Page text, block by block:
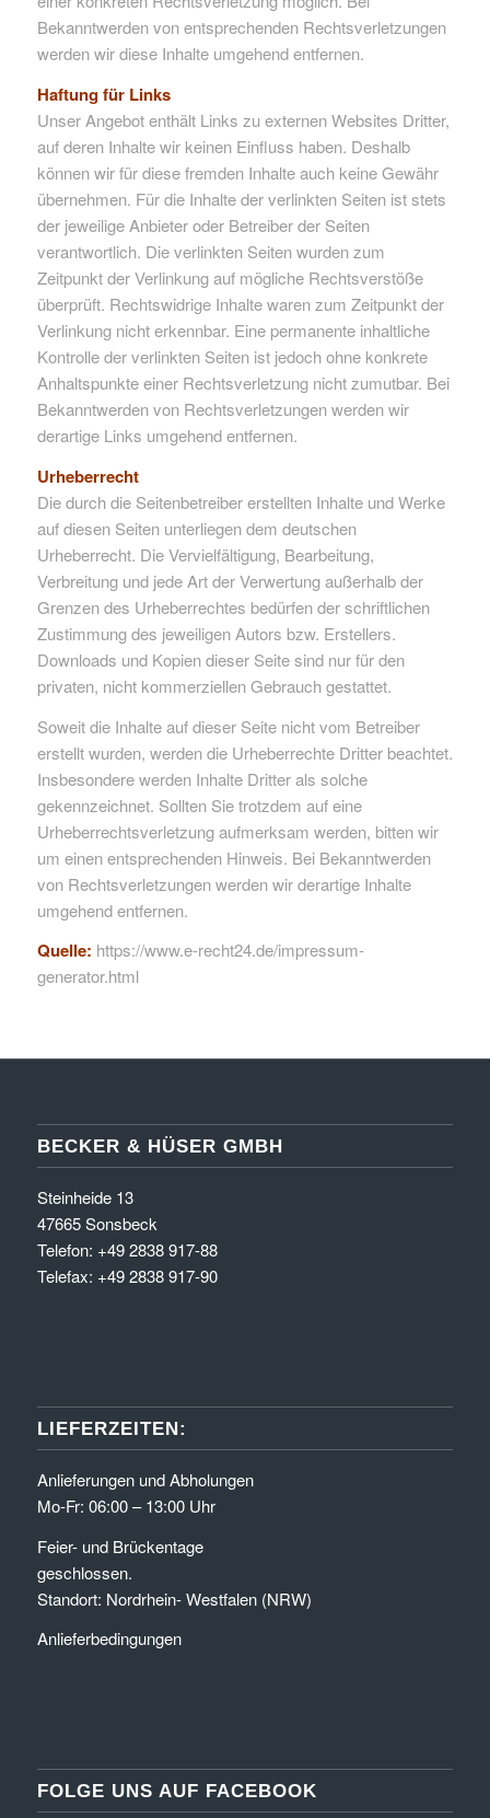
Bekanntwerden von entsprechenden Rechtsverletzungen
werden wir diese Inhalte umgehend entfernen.
Haftung für Links
Unser Angebot enthält Links zu externen Websites Dritter,
auf deren Inhalte wir keinen Einfluss haben. Deshalb
können wir für diese fremden Inhalte auch keine Gewähr
übernehmen. Für die Inhalte der verlinkten Seiten ist stets
der jeweilige Anbieter oder Betreiber der Seiten
verantwortlich. Die verlinkten Seiten wurden zum
Zeitpunkt der Verlinkung auf mögliche Rechtsverstöße
überprüft. Rechtswidrige Inhalte waren zum Zeitpunkt der
Verlinkung nicht erkennbar. Eine permanente inhaltliche
Kontrolle der verlinkten Seiten ist jedoch ohne konkrete
Anhaltspunkte einer Rechtsverletzung nicht zumutbar. Bei
Bekanntwerden von Rechtsverletzungen werden wir
derartige Links umgehend entfernen.
Urheberrecht
Die durch die Seitenbetreiber erstellten Inhalte und Werke
auf diesen Seiten unterliegen dem deutschen
Urheberrecht. Die Vervielfältigung, Bearbeitung,
Verbreitung und jede Art der Verwertung außerhalb der
Grenzen des Urheberrechtes bedürfen der schriftlichen
Zustimmung des jeweiligen Autors bzw. Erstellers.
Downloads und Kopien dieser Seite sind nur für den
privaten, nicht kommerziellen Gebrauch gestattet.
Soweit die Inhalte auf dieser Seite nicht vom Betreiber
erstellt wurden, werden die Urheberrechte Dritter beachtet.
Insbesondere werden Inhalte Dritter als solche
gekennzeichnet. Sollten Sie trotzdem auf eine
Urheberrechtsverletzung aufmerksam werden, bitten wir
um einen entsprechenden Hinweis. Bei Bekanntwerden
von Rechtsverletzungen werden wir derartige Inhalte
umgehend entfernen.
Quelle: https://www.e-recht24.de/impressum-
generator.html
BECKER & HÜSER GMBH
Steinheide 13
47665 Sonsbeck
Telefon: +49 2838 917-88
Telefax: +49 2838 917-90
LIEFERZEITEN:
Anlieferungen und Abholungen
Mo-Fr: 06:00 – 13:00 Uhr
Feier- und Brückentage
geschlossen.
Standort: Nordrhein- Westfalen (NRW)
Anlieferbedingungen
FOLGE UNS AUF FACEBOOK